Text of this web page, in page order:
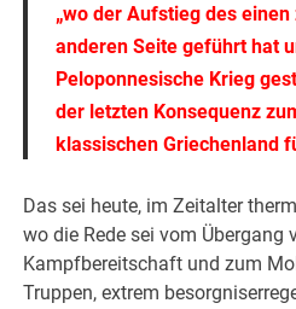
„wo der Aufstieg des
anderen Seite geführt hat
Peloponnesische Krieg
der letzten Konsequenz
klassischen Griechenland
Das sei heute, im Zeitalter
wo die Rede sei vom Übergang
Kampfbereitschaft und zum
Truppen, extrem